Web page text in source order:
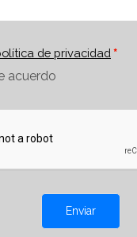
de privacidad
acuerdo
Enviar